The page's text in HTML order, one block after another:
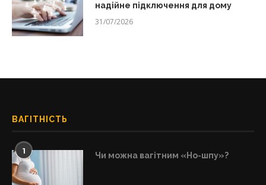
надійне підключення для дому
31/07/2026
ВАГІТНІСТЬ
1 Чи можна вагітним «Но-шпу»?